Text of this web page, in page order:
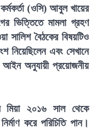
(ওসি) আবুল খায়ের
ভিত্তিতে মামলা গ্রহণ
সালিশ বৈঠকের বিষয়টিও
নিয়েছিলেন এবং সেখানে
আইন অনুযায়ী প্রয়োজনীয়
মিয়া ২০১৬ সাল থেকে
করে পরিচিতি পান।